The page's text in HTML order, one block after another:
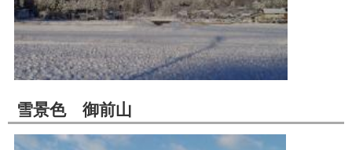
雪景色 御前山